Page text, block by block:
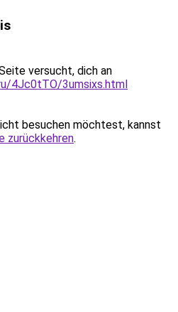
versucht, dich an
4Jc0tTO/3umsixs.html
besuchen möchtest, kannst
zurückkehren.